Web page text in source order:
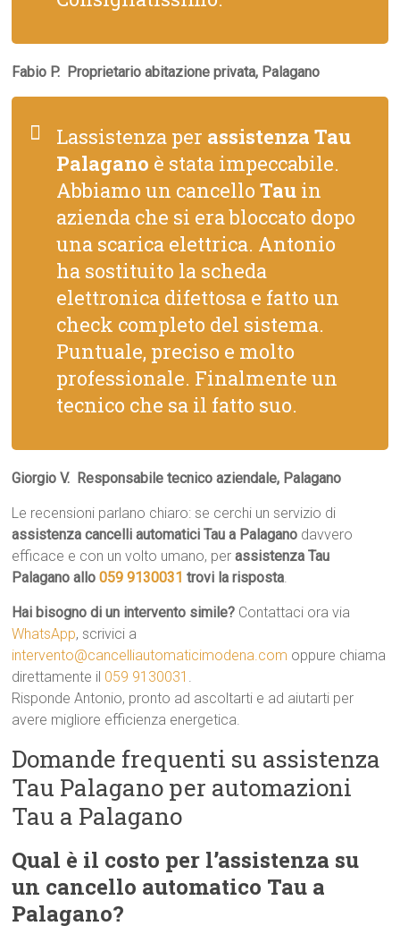
Fabio P.  Proprietario abitazione privata, Palagano
Lassistenza per assistenza Tau
Palagano è stata impeccabile.
Abbiamo un cancelloTau in
azienda che si era bloccato dopo
una scarica elettrica. Antonio
ha sostituito la scheda
elettronica difettosa e fatto un
check completo del sistema.
Puntuale, preciso e molto
professionale. Finalmente un
tecnico che sa il fatto suo.
Giorgio V.  Responsabile tecnico aziendale, Palagano
Le recensioni parlano chiaro: se cerchi un servizio di
assistenza cancelli automatici Tau a Palagano davvero
efficace e con un volto umano, perassistenza Tau
Palagano allo059 9130031 trovi la risposta.
Hai bisogno di un intervento simile? Contattaci ora via
WhatsApp, scrivici a
intervento@cancelliautomaticimodena.com oppure chiama
direttamente il 059 9130031 .
Risponde Antonio, pronto ad ascoltarti e ad aiutarti per
avere migliore efficienza energetica.
Domande frequenti su assistenza
Tau Palagano per automazioni
Tau a Palagano
Qual è il costo per l’assistenza su
un cancello automatico Tau a
Palagano?